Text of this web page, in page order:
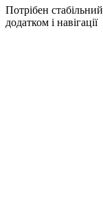
Потрібен
додатком і навігації